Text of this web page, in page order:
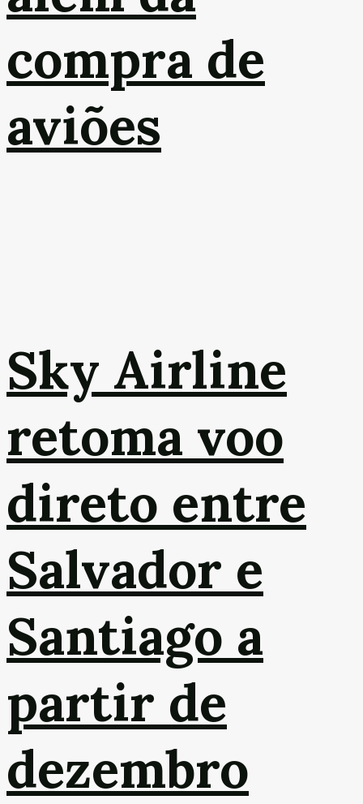
compra de
aviões
Sky Airline
retoma voo
direto entre
Salvador e
Santiago a
partir de
dezembro